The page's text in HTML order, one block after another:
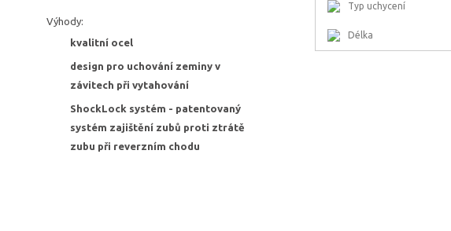
Výhody:
kvalitní ocel
design pro uchování zeminy v
závitech při vytahování
ShockLock systém - patentovaný
systém zajištění zubů proti ztrátě
zubu při reverzním chodu
Typ uchycení
Délka